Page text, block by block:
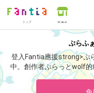
トップ Market
ぷらふ
登入Fantia應援strong>ぷ
中。 創作者ぷらっとwolf的
「
夏は和服！もっと見て